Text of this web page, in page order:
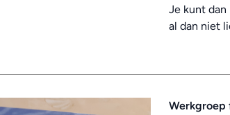
Je kunt dan
al dan niet
Werkgroep